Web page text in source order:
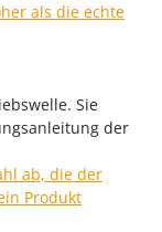
als die echte
Sie
der
ab, die der
Produkt